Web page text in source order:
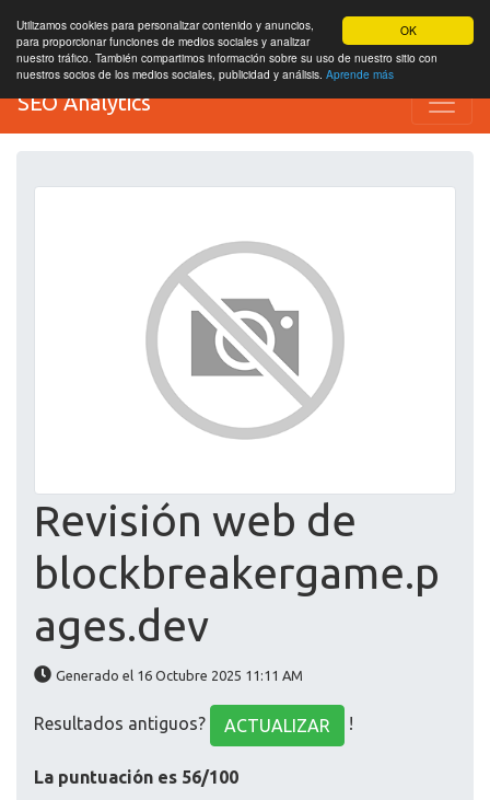
OK
Utilizamos cookies para personalizar contenido y anuncios,
para proporcionar funciones de medios sociales y analizar
nuestro tráfico. También compartimos información sobre su uso de nuestro sitio con
nuestros socios de los medios sociales, publicidad y análisis. Aprende más
SEO Analytics
Revisión web de
blockbreakergame.p
ages.dev
Generado el 16 Octubre 2025 11:11 AM
Resultados antiguos? ACTUALIZAR !
La puntuación es 56/100